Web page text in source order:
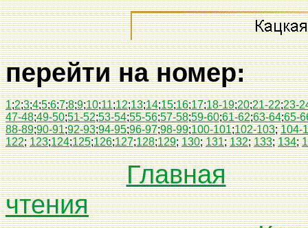
перейти на номер:
1;2;3;4;5;6;7;8;9;10;11;12;13;14;15;16;17;18-19;20;21-22;23-
47-48;49-50;51-52;53-54;55-56;57-58;59-60;61-62;63-64;65-
88-89;90-91;92-93;94-95;96-97;98-99;100-101;102-103; 104-
122;123;124;125;126;127;128;129;130;131;132;133;134;
Главная
чтения